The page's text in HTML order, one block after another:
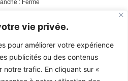
vie privée.
pour améliorer votre expérience
publicités ou des contenus
notre trafic. En cliquant sur «
: Fermé
: